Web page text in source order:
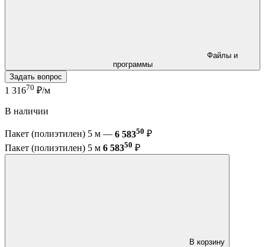
программы
Задать вопрос
1 31670 ₽/м
В наличии
Пакет (полиэтилен) 5 м — 6 58350 ₽
Пакет (полиэтилен) 5 м 6 58350 ₽
В корзину